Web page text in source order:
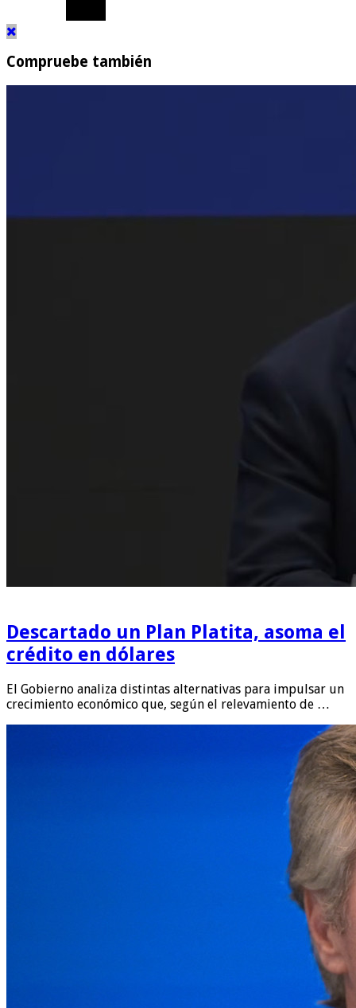
Compruebe también
Descartado un Plan Platita, asoma el
crédito en dólares
El Gobierno analiza distintas alternativas para impulsar un
crecimiento económico que, según el relevamiento de …